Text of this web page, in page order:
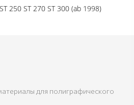
250 ST 270 ST 300 (ab 1998)
для полиграфического